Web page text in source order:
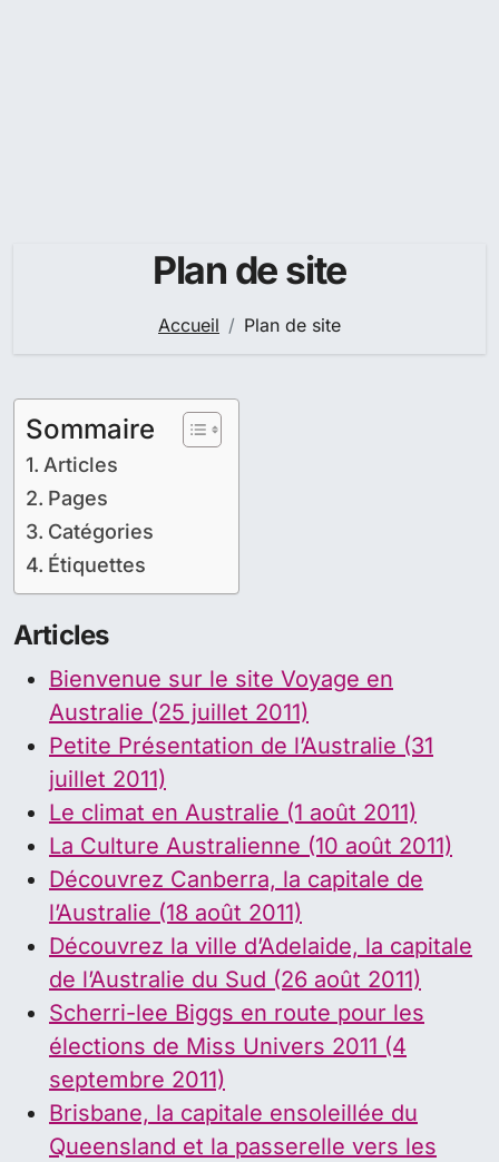
Plan de site
Accueil Plan de site
Sommaire
Articles
Pages
Catégories
Étiquettes
Articles
Bienvenue sur le site Voyage en
Australie (25 juillet 2011)
Petite Présentation de l’Australie (31
juillet 2011)
Le climat en Australie (1 août 2011)
La Culture Australienne (10 août 2011)
Découvrez Canberra, la capitale de
l’Australie (18 août 2011)
Découvrez la ville d’Adelaide, la capitale
de l’Australie du Sud (26 août 2011)
Scherri-lee Biggs en route pour les
élections de Miss Univers 2011 (4
septembre 2011)
Brisbane, la capitale ensoleillée du
Queensland et la passerelle vers les